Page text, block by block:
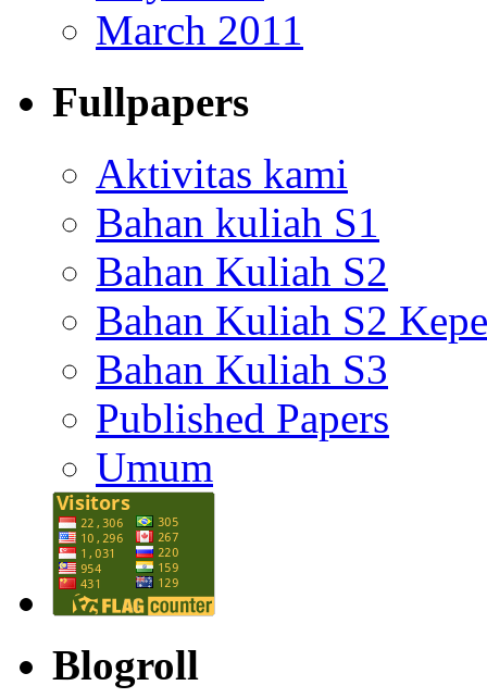
March 2011
Fullpapers
Aktivitas kami
Bahan kuliah S1
Bahan Kuliah S2
Bahan Kuliah S2
Bahan Kuliah S3
Published Papers
Umum
Blogroll